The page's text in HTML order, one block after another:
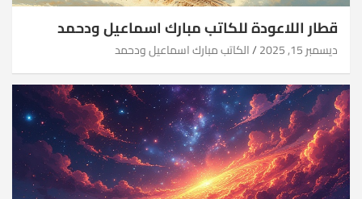
قطار اللاعودة للكاتب مبارك اسماعيل ودحمد
ديسمبر 15, 2025 الكاتب مبارك اسماعيل ودحمد